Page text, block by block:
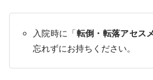
入院時に「転倒・転落アセス
忘れずにお持ちください。